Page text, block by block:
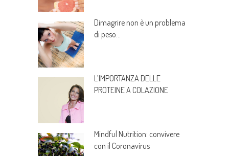
Dimagrire non è un problema
di peso…
L’IMPORTANZA DELLE
PROTEINE A COLAZIONE
Mindful Nutrition: convivere
con il Coronavirus